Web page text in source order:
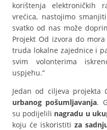
korištenja elektroničkih
vrećica, nastojimo
svatko od nas može
Projekt Od izvora do
truda lokalne zajednice i
svim volonterima
uspjehu.“
Jedan od ciljeva projekta
urbanog pošumljavanja.
su podijelili nagradu u
koju će iskoristiti za